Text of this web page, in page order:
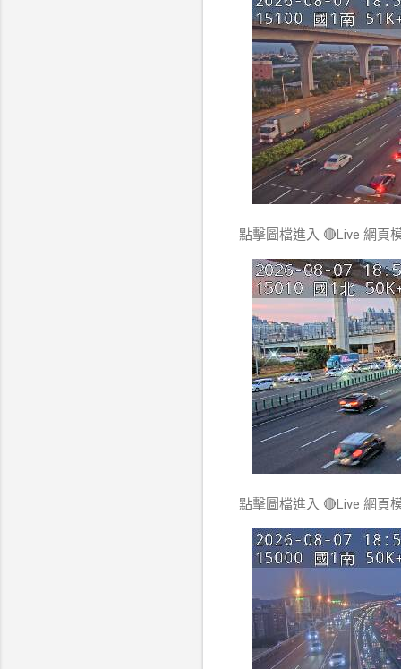
點擊圖檔進入 🔴Live 網頁
點擊圖檔進入 🔴Live 網頁